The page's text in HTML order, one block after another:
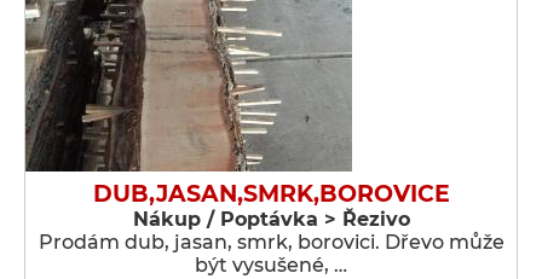
DUB,JASAN,SMRK,BOROVICE
Nákup / Poptávka > Řezivo
Prodám dub, jasan, smrk, borovici. Dřevo může
být vysušené, …